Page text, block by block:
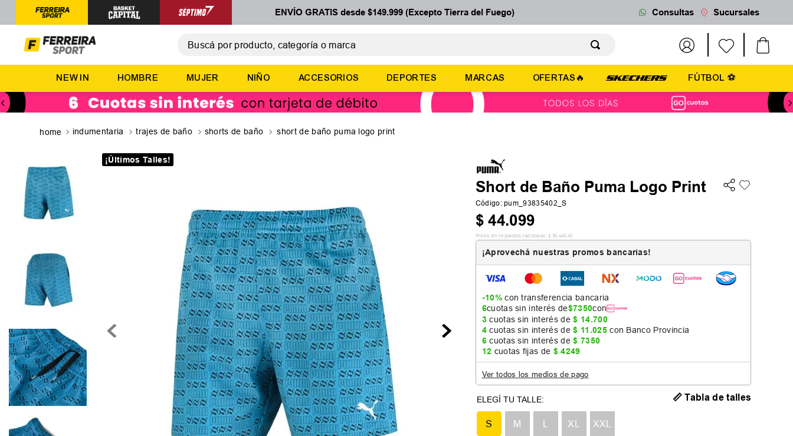
ENVÍO GRATIS desde $149.999 (Excepto Tierra del Fuego) Consultas Sucursales
TÉRMINOS MÁS BUSCADOS
2.
zapatillas
3.
basquet
NEW IN HOMBRE MUJER NIÑO ACCESORIOS DEPORTES MARCAS OFERTAS🔥 FÚTBOL ⚽
indumentaria trajes de baño shorts de baño short de baño puma logo print
¡Últimos Talles!
Short de Baño Puma Logo Print
Código:pum_93835402_S
$ 44.099
Precio sin impuestos nacionales: $ 36.445 ,45
¡Aprovechá nuestras promos bancarias!
-10%con transferencia bancaria
6cuotas sin interés de$7350con
3cuotas sin interés de$ 14.700
4cuotas sin interés de$ 11 .025con Banco Provincia
6cuotas sin interés de$ 7350
12 cuotas fijas de $ 4249
Ver todos los medios de pago
S L
M XL XXL
📏 Tabla de talles